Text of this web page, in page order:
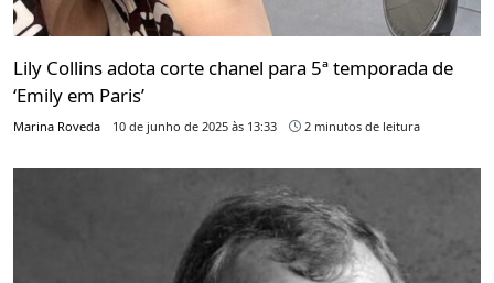
Lily Collins adota corte chanel para 5ª temporada de
‘Emily em Paris’
Marina Roveda 10 de junho de 2025 às 13:33 2 minutos de leitura